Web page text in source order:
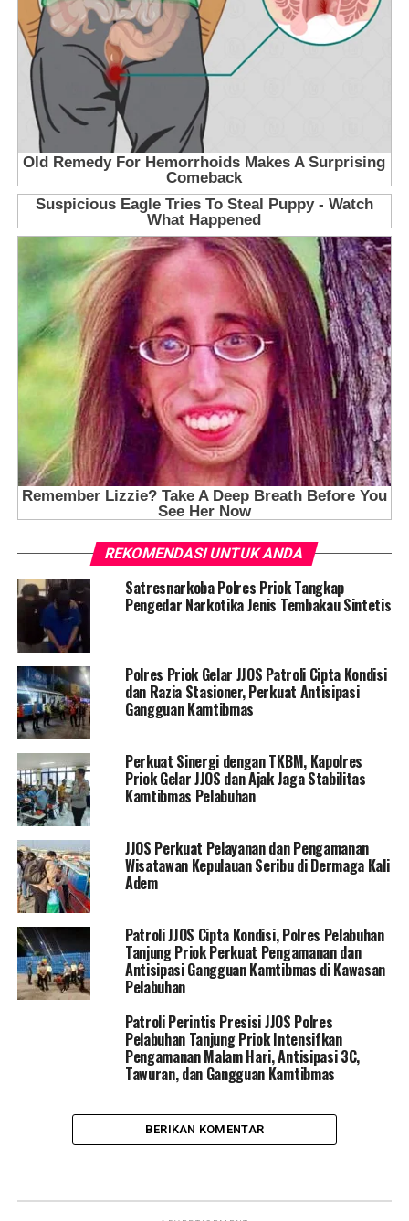
REKOMENDASI UNTUK ANDA
Satresnarkoba Polres Priok Tangkap
Pengedar Narkotika Jenis Tembakau Sintetis
Polres Priok Gelar JJOS Patroli Cipta Kondisi
dan Razia Stasioner, Perkuat Antisipasi
Gangguan Kamtibmas
Perkuat Sinergi dengan TKBM, Kapolres
Priok Gelar JJOS dan Ajak Jaga Stabilitas
Kamtibmas Pelabuhan
JJOS Perkuat Pelayanan dan Pengamanan
Wisatawan Kepulauan Seribu di Dermaga Kali
Adem
Patroli JJOS Cipta Kondisi, Polres Pelabuhan
Tanjung Priok Perkuat Pengamanan dan
Antisipasi Gangguan Kamtibmas di Kawasan
Pelabuhan
Patroli Perintis Presisi JJOS Polres
Pelabuhan Tanjung Priok Intensifkan
Pengamanan Malam Hari, Antisipasi 3C,
Tawuran, dan Gangguan Kamtibmas
BERIKAN KOMENTAR